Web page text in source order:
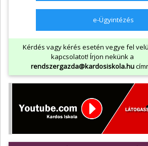
e-Ügyintézés
Kérdés vagy kérés esetén vegye fel
kapcsolatot! Írjon nekünk a
rendszergazda@kardosiskola.hu